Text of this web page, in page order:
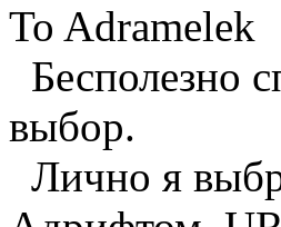
To Adramelek
Бесполезно
выбор.
Лично я